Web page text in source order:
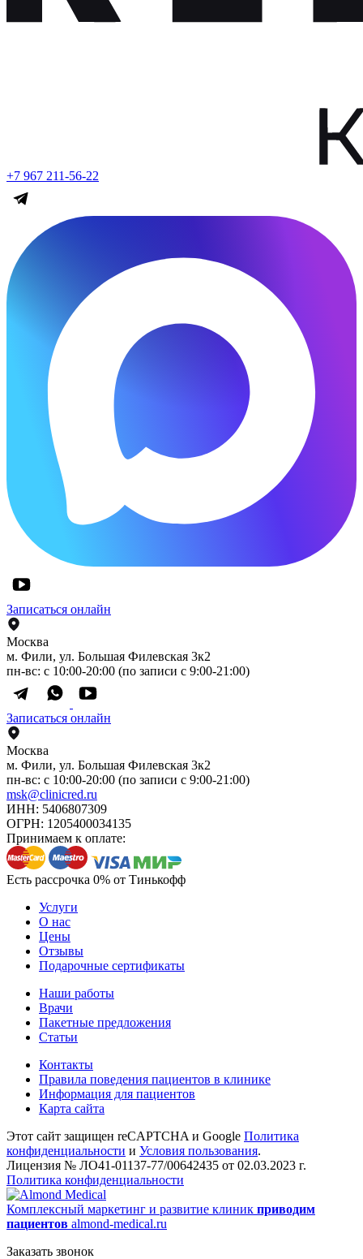
+7 967 211-56-22
Записаться онлайн
Москва
м. Фили, ул. Большая Филевская 3к2
пн-вс: с 10:00-20:00 (по записи с 9:00-21:00)
Записаться онлайн
Москва
м. Фили, ул. Большая Филевская 3к2
пн-вс: с 10:00-20:00 (по записи с 9:00-21:00)
msk@clinicred.ru
ИНН: 5406807309
ОГРН: 1205400034135
Принимаем к оплате:
Есть рассрочка 0% от Тинькофф
Услуги
О нас
Цены
Отзывы
Подарочные сертификаты
Наши работы
Врачи
Пакетные предложения
Статьи
Контакты
Правила поведения пациентов в клинике
Информация для пациентов
Карта сайта
Этот сайт защищен reCAPTCHA и Google Политика
конфиденциальности и Условия пользования.
Лицензия № ЛО41-01137-77/00642435 от 02.03.2023 г.
Политика конфиденциальности
Комплексный маркетинг и развитие клиник приводим
пациентов almond-medical.ru
Заказать звонок